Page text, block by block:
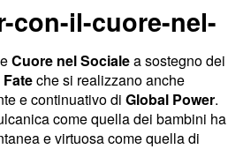
eCuore nel Socialea sostegno dei
che si realizzano anche
e continuativo di Global Power.
come quella dei bambini ha
e virtuosa come quella di